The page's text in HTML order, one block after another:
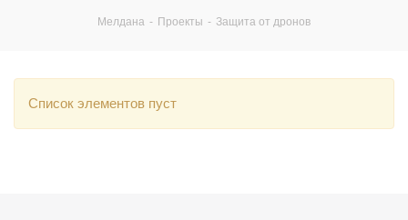
Мелдана - Проекты - Защита от дронов
Список элементов пуст